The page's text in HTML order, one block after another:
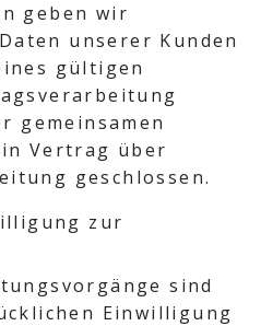
geben wir
unserer Kunden
gültigen
gemeinsamen
Vertrag über
geschlossen.
zur
sind
Einwilligung